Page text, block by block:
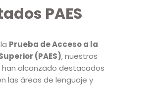
PAES
Prueba de Acceso a la
(PAES), nuestros
alcanzado destacados
las áreas de lenguaje y